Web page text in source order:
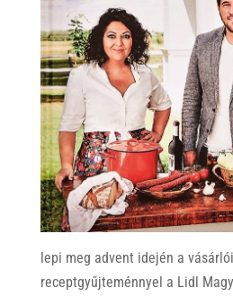
lepi meg advent idején a
receptgyűjteménnyel a Lidl